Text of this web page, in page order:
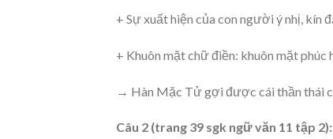
+ Sự xuất hiện của con người ý nhị, kín
+ Khuôn mặt chữ điền: khuôn mặt
→ Hàn Mặc Tử gợi được cái thần thái
Câu 2 (trang 39 sgk ngữ văn 11 tập 2):